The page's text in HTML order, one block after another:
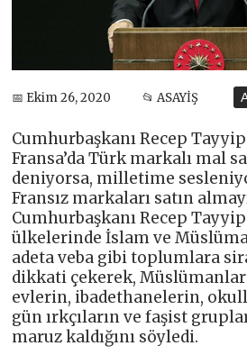
📅 Ekim 26, 2020 📂 ASAYİŞ
Cumhurbaşkanı Recep
Fransa’da Türk markalı mal
deniyorsa, milletime
Fransız markaları satın
Cumhurbaşkanı Recep
ülkelerinde İslam ve
adeta veba gibi toplumlara
dikkati çekerek,
evlerin, ibadethanelerin,
gün ırkçıların ve faşist
maruz kaldığını söyledi.